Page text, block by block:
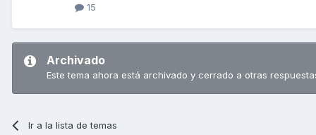
15
Archivado
Este tema ahora está archivado y cerrado a otras
Ir a la lista de temas